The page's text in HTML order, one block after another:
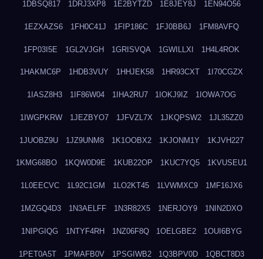
1DBSQ817 1DRJ3XP8 1E2BYTZD 1E8JEY8J 1EN94O56
1EZXAZS6 1FH0C41J 1FIP186C 1FJ0BB6J 1FM8AVFQ
1FP03I5E 1GL2VJGH 1GRISVQA 1GWILLXI 1H4L4ROK
1HAKMC6P 1HDB3VUY 1HHJEK58 1HR93CXT 1I70CGZX
1IASZ8H3 1IF86W04 1IHA2RU7 1IOKJ9IZ 1IOWA7OG
1IWGPKRW 1JEZBYO7 1JFVZL7X 1JKQPSW2 1JL35ZZ0
1JUOBZ9U 1JZ9UNM8 1K1OOBX2 1KJONM1Y 1KJVH227
1KMG68BO 1KQW0D9E 1KUB22OP 1KUC7YQ5 1KVUSEU1
1L0EECVC 1L92C1GM 1LO2KT45 1LVWMXC9 1MF16JX6
1MZGQ4D3 1N3AELFF 1N3R82X5 1NERJOY9 1NIN2DXO
1NIPGIQG 1NTYF4RH 1NZ06F8Q 1OELGBE2 1OUI6BYG
1PET0A5T 1PMAFB0V 1PSGIWB2 1Q3BPV0D 1QBCT8D3